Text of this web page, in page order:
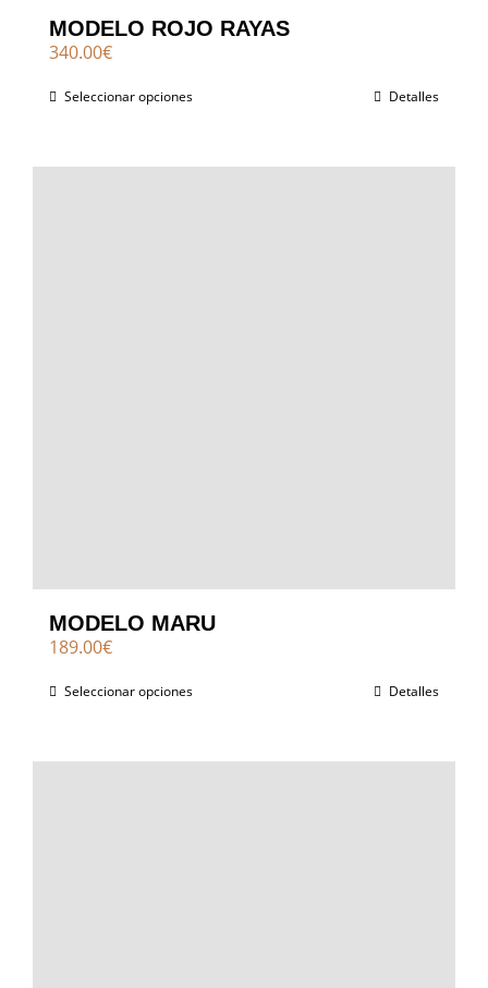
MODELO ROJO RAYAS
340.00€
Seleccionar opciones Detalles
MODELO MARU
189.00€
Seleccionar opciones Detalles